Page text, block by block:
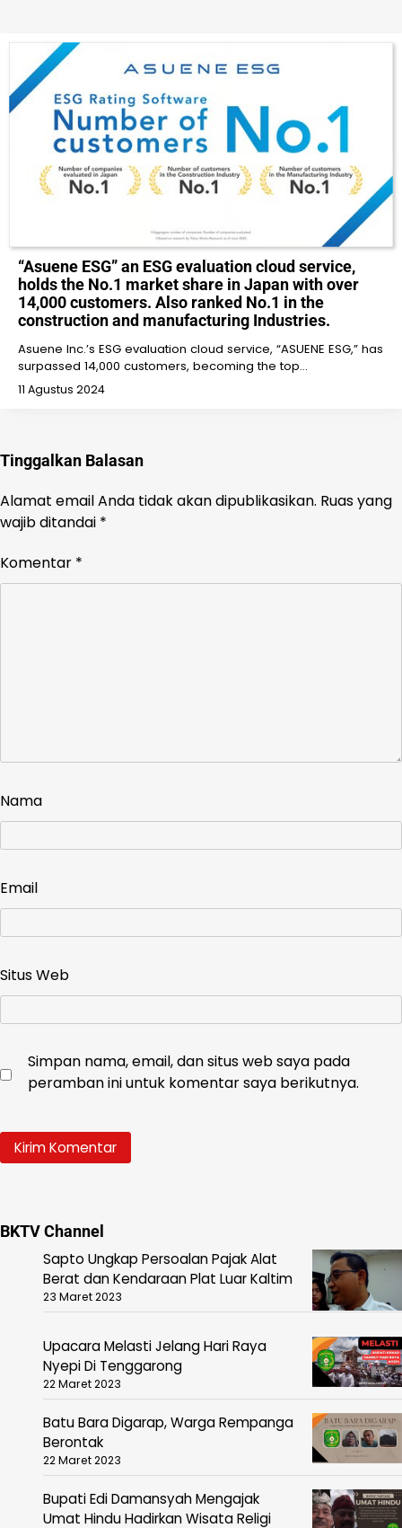
“Asuene ESG” an ESG evaluation cloud service,
holds the No.1 market share in Japan with over
14,000 customers. Also ranked No.1 in the
construction and manufacturing Industries.
Asuene Inc.’s ESG evaluation cloud service, “ASUENE ESG,” has
surpassed 14,000 customers, becoming the top…
11 Agustus 2024
Tinggalkan Balasan
Alamat email Anda tidak akan dipublikasikan. Ruas yang
wajib ditandai *
Komentar *
Nama
Email
Situs Web
Simpan nama, email, dan situs web saya pada
peramban ini untuk komentar saya berikutnya.
BKTV Channel
Sapto Ungkap Persoalan Pajak Alat
Berat dan Kendaraan Plat Luar Kaltim
23 Maret 2023
Upacara Melasti Jelang Hari Raya
Nyepi Di Tenggarong
22 Maret 2023
Batu Bara Digarap, Warga Rempanga
Berontak
22 Maret 2023
Bupati Edi Damansyah Mengajak
Umat Hindu Hadirkan Wisata Religi